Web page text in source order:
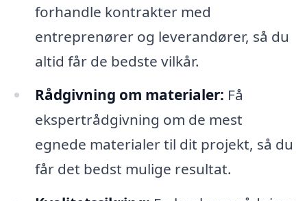
forhandle kontrakter med
entreprenører og leverandører, så du
altid får de bedste vilkår.
Rådgivning om materialer: Få
ekspertrådgivning om de mest
egnede materialer til dit projekt, så du
får det bedst mulige resultat.